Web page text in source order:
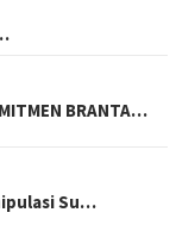
BRANTA…
Su…